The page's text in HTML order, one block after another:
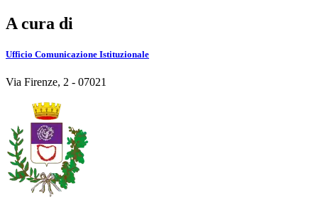
A cura di
Ufficio Comunicazione Istituzionale
Via Firenze, 2 - 07021